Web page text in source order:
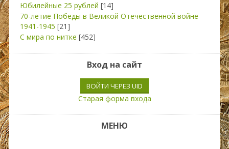
Юбилейные 25 рублей [14]
70-летие Победы в Великой Отечественной войне
1941-1945 [21]
С мира по нитке [452]
Вход на сайт
ВОЙТИ ЧЕРЕЗ UID
Старая форма входа
МЕНЮ